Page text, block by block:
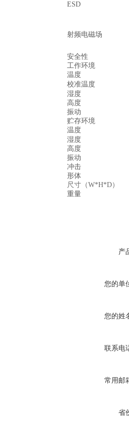
ESD
射频电磁场
安全性
工作环境
温度
校准温度
湿度
高度
振动
贮存环境
温度
湿度
高度
振动
冲击
形体
尺寸（W*H*D）
重量
产
您的单
您的姓
联系电
常用邮
省